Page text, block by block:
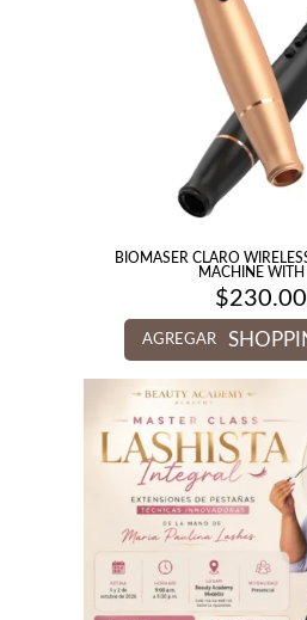
BIOMASER CLARO
MACHINE WITH
$
AGREGAR